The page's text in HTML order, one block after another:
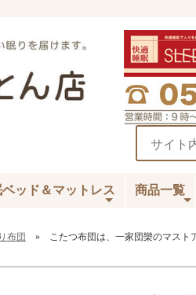
ッド＆マットレス 商品一覧
布団 » こたつ布団は、一家団欒のマスト